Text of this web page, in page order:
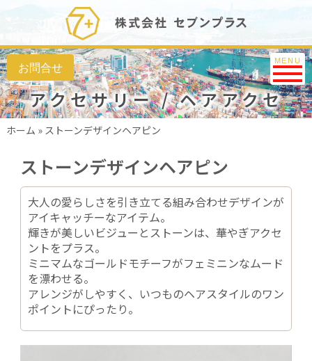
Toggle
MENU
アクセサリー / ヘアアクセ
ホーム » ストーンデザインヘアピン
ストーンデザインヘアピン
大人の愛らしさを引き立てる組み合わせデザインが
アイキャッチーなアイテム。
輝きが美しいビジューとストーンは、華やぎアクセ
ントをプラス。
ミニマムなゴールドモチーフがフェミニンなムード
を漂わせる。
アレンジがしやすく、いつものヘアスタイルのワン
ポイントにぴったり。